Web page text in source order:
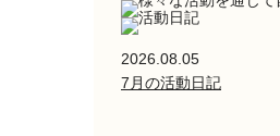
2026.08.05
7月の活動日記